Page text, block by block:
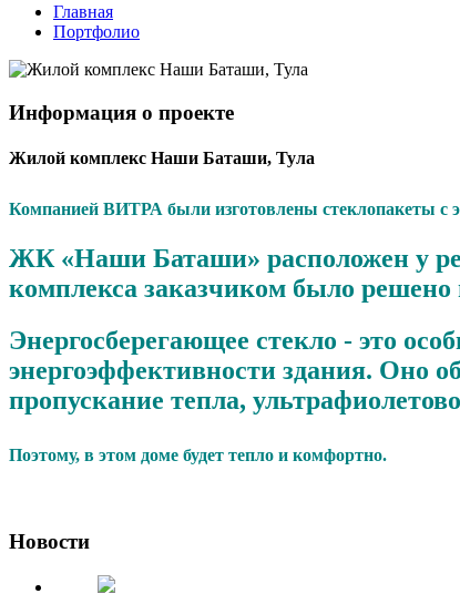
Главная
Портфолио
Информация о проекте
Жилой комплекс Наши Баташи, Тула
Компанией ВИТРА были изготовлены стеклопакеты с
ЖК «Наши Баташи» расположен у
комплекса заказчиком было решено
Энергосберегающее стекло - это
энергоэффективности здания. Оно
пропускание тепла,
Поэтому, в этом доме будет тепло и комфортно.
Новости